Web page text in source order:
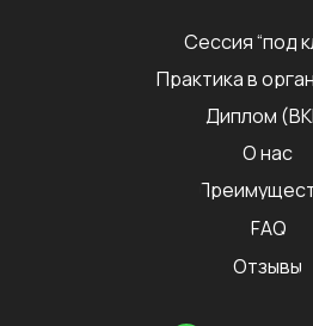
Сессия “под
Практика в
Диплом
О нас
FAQ
Отзывы